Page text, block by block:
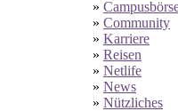
»
» Community
» Karriere
» Reisen
» Netlife
» News
» Nützliches